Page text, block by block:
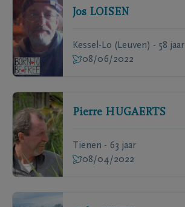
Jos LOISEN
Kessel-Lo (Leuven) - 58 jaar
08/06/2022
Pierre HUGAERTS
Tienen - 63 jaar
08/04/2022